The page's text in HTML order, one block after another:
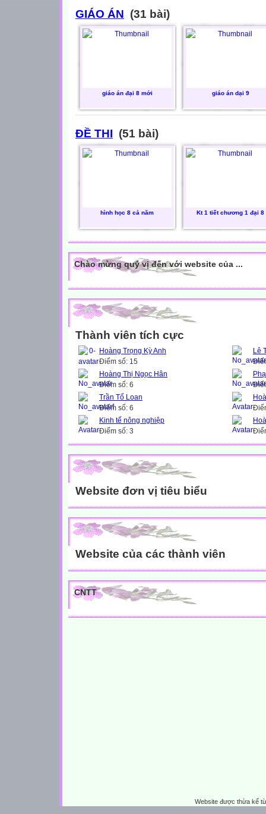
GIÁO ÁN (31 bài)
giáo án đại 8 mới giáo án dại 9
ĐỀ THI (51 bài)
hình học 8 cả năm Kt 1 tiết chương 1 đại 8
Chào mừng quý vị đến với website của ...
Thành viên tích cực
Hoàng Trọng Kỳ Anh
Điểm số: 15
Lê
Hoàng Thị Ngọc Hân
Điểm số: 6
Trần Tố Loan
Điểm số: 6
Kinh tế nông nghiệp
Điểm số: 3
Website đơn vị tiêu biểu
Website của các thành viên
CNTT
Website được thừa kế